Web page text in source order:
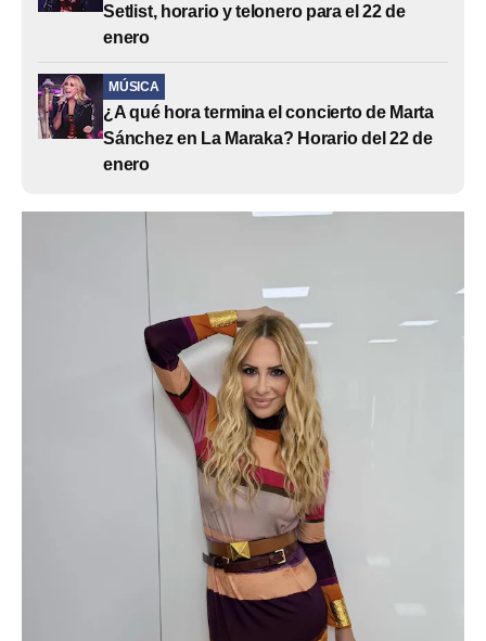
Setlist, horario y telonero para el 22 de
enero
MÚSICA
¿A qué hora termina el concierto de Marta
Sánchez en La Maraka? Horario del 22 de
enero